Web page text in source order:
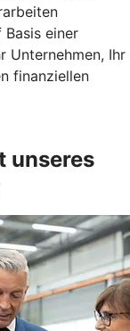
Basis einer
Unternehmen, Ihr
finanziellen
unseres